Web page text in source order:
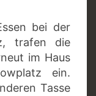
bei der
trafen die
im Haus
ein.
Tasse